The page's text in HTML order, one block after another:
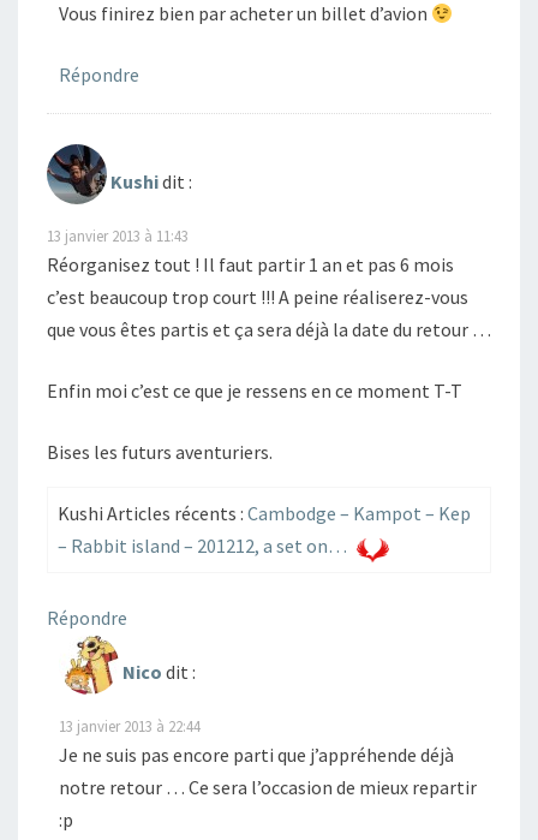
Vous finirez bien par acheter un billet d’avion
Répondre
Kushidit :
13 janvier 2013 à 11:43
Réorganisez tout ! Il faut partir 1 an et pas 6 mois
c’est beaucoup trop court !!! A peine réaliserez-vous
que vous êtes partis et ça sera déjà la date du retour …
Enfin moi c’est ce que je ressens en ce moment T-T
Bises les futurs aventuriers.
Kushi Articles récents : Cambodge – Kampot – Kep
– Rabbit island – 201212, a set on…
Répondre
Nico dit :
13 janvier 2013 à 22:44
Je ne suis pas encore parti que j’appréhende déjà
notre retour … Ce sera l’occasion de mieux repartir
:p